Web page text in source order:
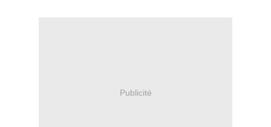
Publicité